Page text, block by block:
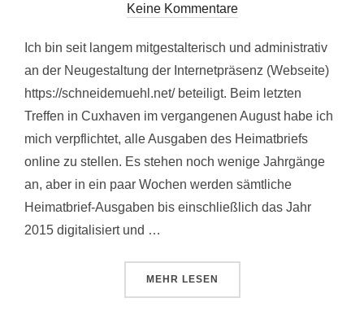
am
Keine Kommentare
Ich bin seit langem mitgestalterisch und administrativ
an der Neugestaltung der Internetpräsenz (Webseite)
https://schneidemuehl.net/ beteiligt. Beim letzten
Treffen in Cuxhaven im vergangenen August habe ich
mich verpflichtet, alle Ausgaben des Heimatbriefs
online zu stellen. Es stehen noch wenige Jahrgänge
an, aber in ein paar Wochen werden sämtliche
Heimatbrief-Ausgaben bis einschließlich das Jahr
2015 digitalisiert und …
MEHR ÜBER „GEEHRTE MITGLIEDER
LESEN